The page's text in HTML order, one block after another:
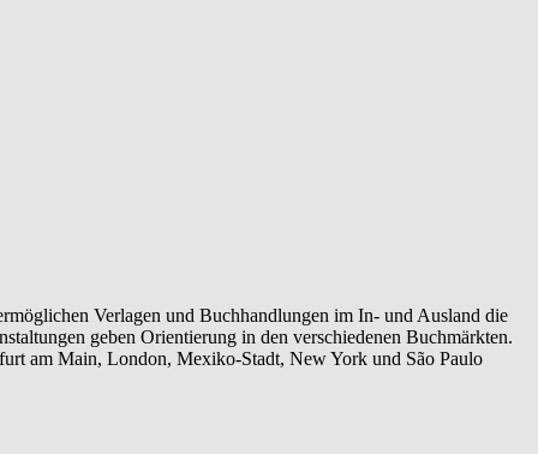
Verlagen und Buchhandlungen im In- und Ausland die
geben Orientierung in den verschiedenen Buchmärkten.
am Main, London, Mexiko-Stadt, New York und São Paulo